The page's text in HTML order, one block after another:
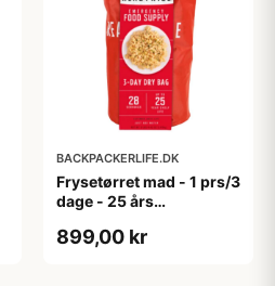
BACKPACKERLIFE.DK
Frysetørret mad - 1 prs/3
dage - 25 års
Bag
899,00 kr